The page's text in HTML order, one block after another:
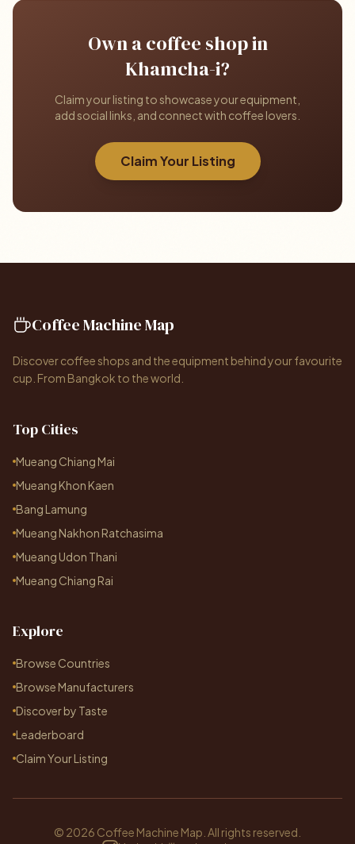
Own a coffee shop in
Khamcha-i?
Claim your listing to showcase your equipment,
add social links, and connect with coffee lovers.
Claim Your Listing
Coffee Machine Map
Discover coffee shops and the equipment behind your favourite
cup. From Bangkok to the world.
Top Cities
Mueang Chiang Mai
Mueang Khon Kaen
Bang Lamung
Mueang Nakhon Ratchasima
Mueang Udon Thani
Mueang Chiang Rai
Explore
Browse Countries
Browse Manufacturers
Discover by Taste
Leaderboard
Claim Your Listing
© 2026 Coffee Machine Map. All rights reserved.